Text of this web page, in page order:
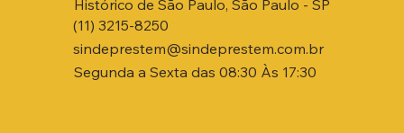
Histórico de São Paulo, São Paulo - SP
(11) 3215-8250
sindeprestem@sindeprestem.com.br
Segunda a Sexta das 08:30 Às 17:30